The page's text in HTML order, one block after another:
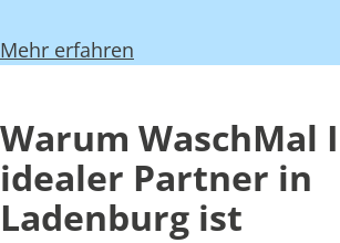
Mehr erfahren
Warum WaschMal
idealer Partner in
Ladenburg ist